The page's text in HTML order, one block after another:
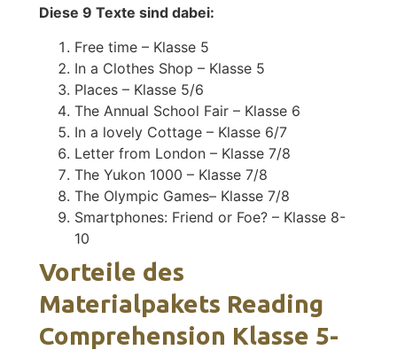
Diese 9 Texte sind dabei:
Free time – Klasse 5
In a Clothes Shop – Klasse 5
Places – Klasse 5/6
The Annual School Fair – Klasse 6
In a lovely Cottage – Klasse 6/7
Letter from London – Klasse 7/8
The Yukon 1000 – Klasse 7/8
The Olympic Games– Klasse 7/8
Smartphones: Friend or Foe? – Klasse 8-
10
Vorteile des
Materialpakets Reading
Comprehension Klasse 5-